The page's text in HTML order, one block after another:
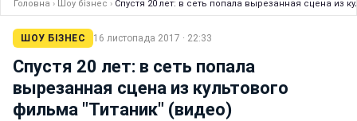
Головна › Шоу бізнес › Спустя 20 лет: в сеть попала вырезанная сцена из
ШОУ БІЗНЕС 16 листопада 2017 · 22:33
Спустя 20 лет: в сеть попала
вырезанная сцена из культового
фильма "Титаник" (видео)